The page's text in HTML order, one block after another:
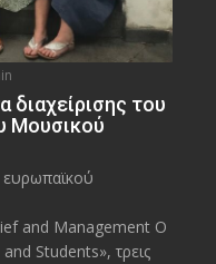
διαχείρισης του
Μουσικού
ευρωπαϊκού
and Management O
Students», τρεις